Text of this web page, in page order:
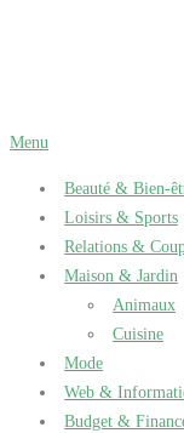
Menu
Beauté & Bien-
Loisirs & Sports
Relations &
Maison & Jardin
Animaux
Cuisine
Mode
Web &
Budget &